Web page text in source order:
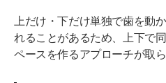
上だけ・下だけ単独で歯を動
れることがあるため、上下で
ペースを作るアプローチが取